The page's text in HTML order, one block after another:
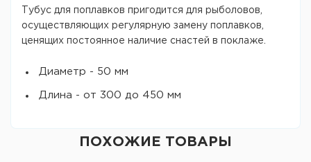
Тубус для поплавков пригодится для рыболовов,
осуществляющих регулярную замену поплавков,
ценящих постоянное наличие снастей в поклаже.
Диаметр - 50 мм
Длина - от 300 до 450 мм
ПОХОЖИЕ ТОВАРЫ